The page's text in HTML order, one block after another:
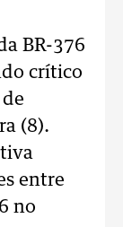
BR-376
crítico
(8).
entre
no